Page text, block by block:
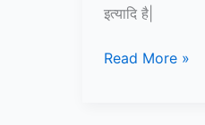
इत्यादि है|
Top
Read More »